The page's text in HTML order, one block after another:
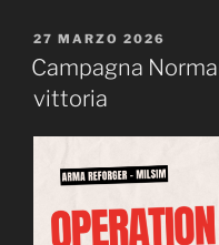
la
nostra
Kolguyev”
PUBBLICATO
IL
27 MARZO 2026
Campagna
vittoria